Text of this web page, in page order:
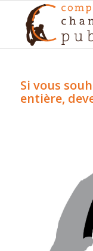
Si vous
entière,